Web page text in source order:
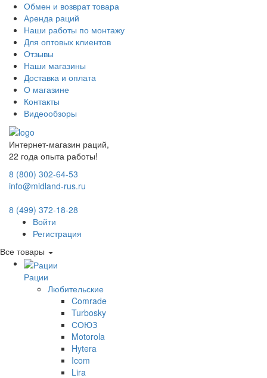
Обмен и возврат товара
Аренда раций
Наши работы по монтажу
Для оптовых клиентов
Отзывы
Наши магазины
Доставка и оплата
О магазине
Контакты
Видеообзоры
Интернет-магазин раций,
22 года опыта работы!
8 (800) 302-64-53
info@midland-rus.ru
8 (499) 372-18-28
Войти
Регистрация
Все товары
Рации
Любительские
Comrade
Turbosky
СОЮЗ
Motorola
Hytera
Icom
Lira